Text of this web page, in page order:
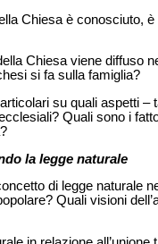
Chiesa è conosciuto,
Chiesa viene diffuso
si fa sulla famiglia?
su quali aspetti
Quali sono i
la legge naturale
di legge naturale
Quali visioni